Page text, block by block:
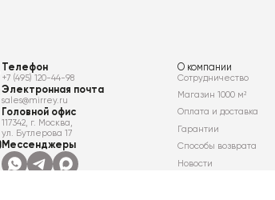
Телефон
+7 (495) 120-44-98
Электронная почта
sales@mirrey.ru
Головной офис
117342, г. Москва,
ул. Бутлерова 17
Мессенджеры
О компании
Сотрудничество
Магазин 1000 м²
Оплата и доставка
Гарантии
Способы возврата
Новости